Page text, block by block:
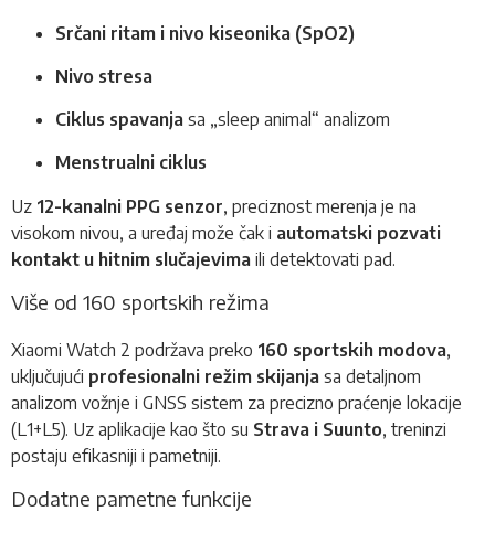
Srčani ritam i nivo kiseonika (SpO2)
Nivo stresa
Ciklus spavanja sa „sleep animal“ analizom
Menstrualni ciklus
Uz 12-kanalni PPG senzor, preciznost merenja je na
visokom nivou, a uređaj može čak i automatski pozvati
kontakt u hitnim slučajevima ili detektovati pad.
Više od 160 sportskih režima
Xiaomi Watch 2 podržava preko 160 sportskih modova,
uključujući profesionalni režim skijanja sa detaljnom
analizom vožnje i GNSS sistem za precizno praćenje lokacije
(L1+L5). Uz aplikacije kao što su Strava i Suunto, treninzi
postaju efikasniji i pametniji.
Dodatne pametne funkcije